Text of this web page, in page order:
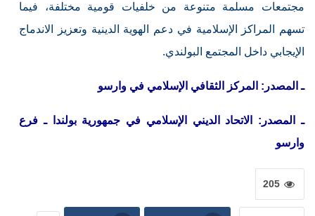
مجتمعات مسلمة متنوعة من خلفيات قومية مختلفة، فيما
تسهم المراكز الإسلامية في دعم الهوية الدينية وتعزيز الاندماج
الإيجابي داخل المجتمع البولندي.
ـ المصدر: المركز الثقافي الإسلامي في وارسو
ـ المصدر: الاتحاد الديني الإسلامي في جمهورية بولندا ـ فرع
وارسو
205